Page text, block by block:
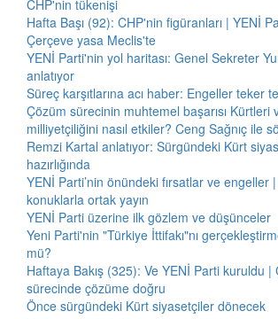
CHP'nin tükenişi
Hafta Başı (92): CHP'nin figüranları | YENİ
Çerçeve yasa Meclis'te
YENİ Parti'nin yol haritası: Genel Sekreter
anlatıyor
Süreç karşıtlarına acı haber: Engeller teker
Çözüm sürecinin muhtemel başarısı Kürtleri
milliyetçiliğini nasıl etkiler? Ceng Sağnıç ile
Remzi Kartal anlatıyor: Sürgündeki Kürt
hazırlığında
YENİ Parti’nin önündeki fırsatlar ve engeller
konuklarla ortak yayın
YENİ Parti üzerine ilk gözlem ve düşünceler
Yeni Parti'nin "Türkiye İttifakı"nı
mü?
Haftaya Bakış (325): Ve YENİ Parti kuruldu |
sürecinde çözüme doğru
Önce sürgündeki Kürt siyasetçiler dönecek